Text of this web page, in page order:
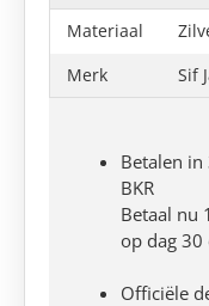
Materiaal
Merk
Sif
Betalen
BKR
Betaal nu
op dag
Officiële